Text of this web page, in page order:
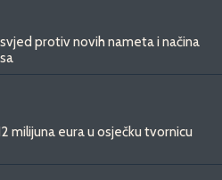
protiv novih nameta i načina
milijuna eura u osječku tvornicu